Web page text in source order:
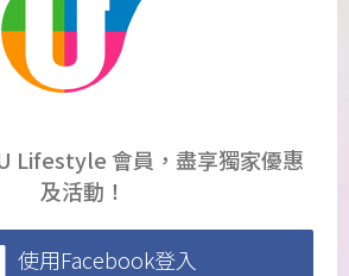
Lifestyle 會員，盡享獨家優惠
及活動！
使用Facebook登入